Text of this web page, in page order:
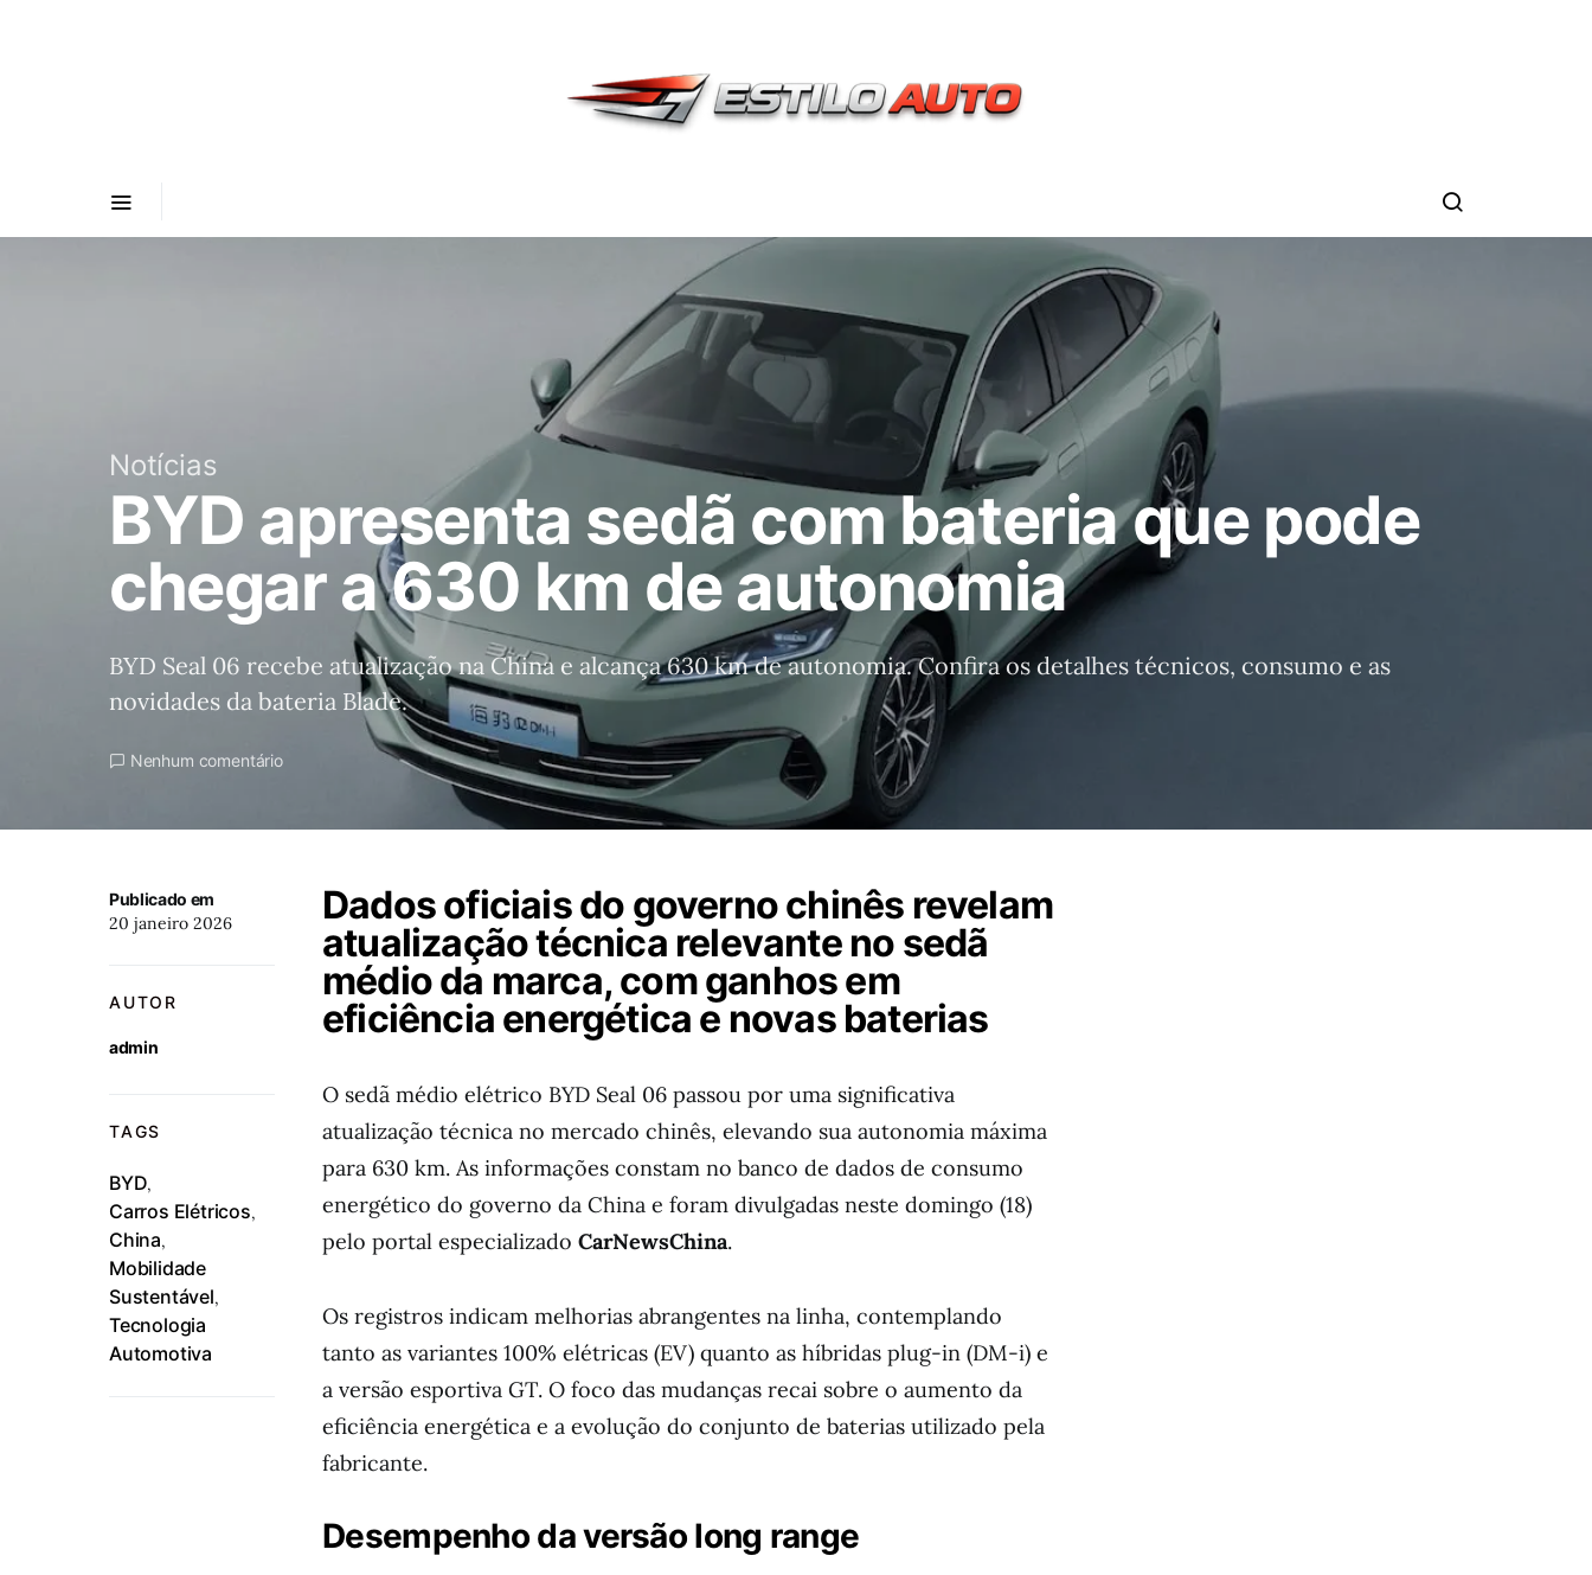
Notícias
BYD apresenta sedã com bateria que pode
chegar a 630 km de autonomia
BYD Seal 06 recebe atualização na China e alcança 630 km de autonomia. Confira os detalhes técnicos, consumo e as
novidades da bateria Blade.
Nenhum comentário
Publicado em
20 janeiro 2026
AUTOR
admin
TAGS
BYD,
Carros Elétricos,
China,
Mobilidade
Sustentável,
Tecnologia
Automotiva
Dados oficiais do governo chinês revelam
atualização técnica relevante no sedã
médio da marca, com ganhos em
eficiência energética e novas baterias
O sedã médio elétrico BYD Seal 06 passou por uma significativa
atualização técnica no mercado chinês, elevando sua autonomia máxima
para 630 km. As informações constam no banco de dados de consumo
energético do governo da China e foram divulgadas neste domingo (18)
pelo portal especializado CarNewsChina.
Os registros indicam melhorias abrangentes na linha, contemplando
tanto as variantes 100% elétricas (EV) quanto as híbridas plug-in (DM-i) e
a versão esportiva GT. O foco das mudanças recai sobre o aumento da
eficiência energética e a evolução do conjunto de baterias utilizado pela
fabricante.
Desempenho da versão long range